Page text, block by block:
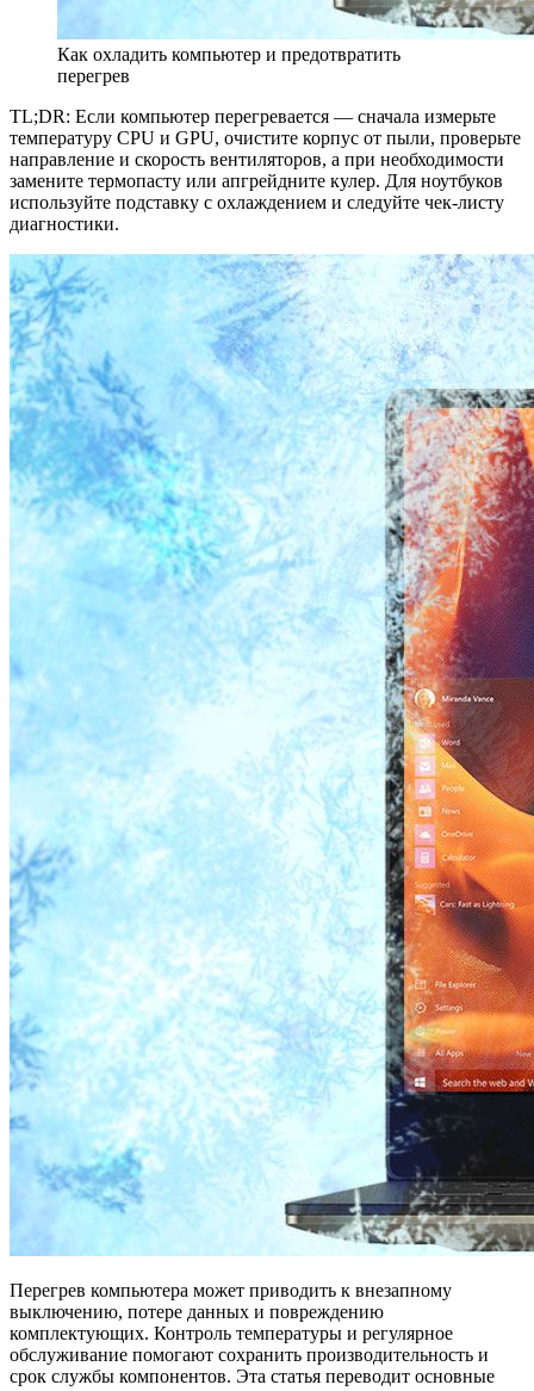
Как охладить компьютер и предотвратить
перегрев
TL;DR: Если компьютер перегревается — сначала измерьте
температуру CPU и GPU, очистите корпус от пыли, проверьте
направление и скорость вентиляторов, а при необходимости
замените термопасту или апгрейдните кулер. Для ноутбуков
используйте подставку с охлаждением и следуйте чек‑листу
диагностики.
Перегрев компьютера может приводить к внезапному
выключению, потере данных и повреждению
комплектующих. Контроль температуры и регулярное
обслуживание помогают сохранить производительность и
срок службы компонентов. Эта статья переводит основные